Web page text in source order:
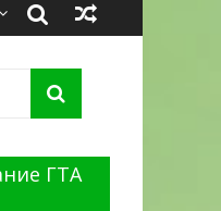
ГТА